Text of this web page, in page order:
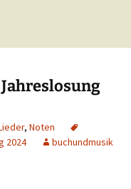
, Noten
2024 buchundmusik